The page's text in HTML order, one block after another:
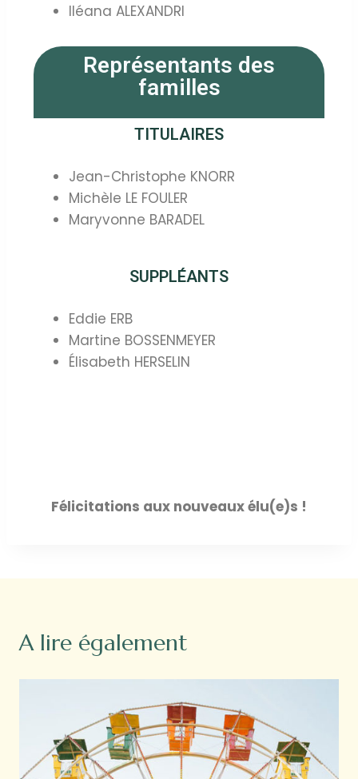
Iléana ALEXANDRI
Représentants des
familles
TITULAIRES
Jean-Christophe KNORR
Michèle LE FOULER
Maryvonne BARADEL
SUPPLÉANTS
Eddie ERB
Martine BOSSENMEYER
Élisabeth HERSELIN
Félicitations aux nouveaux élu(e)s !
A lire également